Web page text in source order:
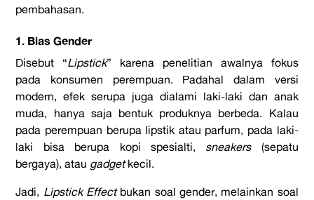
pembahasan.
1. Bias Gender
Disebut “Lipstick” karena penelitian awalnya fokus
pada konsumen perempuan. Padahal dalam versi
modern, efek serupa juga dialami laki-laki dan anak
muda, hanya saja bentuk produknya berbeda. Kalau
pada perempuan berupa lipstik atau parfum, pada laki-
laki bisa berupa kopi spesialti, sneakers(sepatu
bergaya), atau gadgetkecil.
Jadi, Lipstick Effectbukan soal gender, melainkan soal